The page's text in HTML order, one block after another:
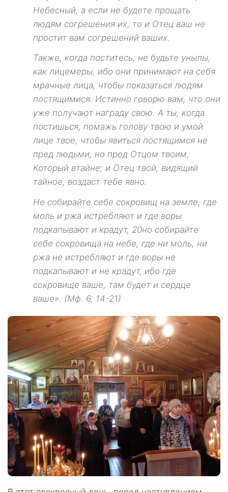
Небесный, а если не будете прощать
людям согрешения их, то и Отец ваш не
простит вам согрешений ваших.
Также, когда поститесь, не будьте унылы,
как лицемеры, ибо они принимают на себя
мрачные лица, чтобы показаться людям
постящимися. Истинно говорю вам, что они
уже получают награду свою. А ты, когда
постишься, помажь голову твою и умой
лице твое, чтобы явиться постящимся не
пред людьми, но пред Отцом твоим,
Который втайне; и Отец твой, видящий
тайное, воздаст тебе явно.
Не собирайте себе сокровищ на земле, где
моль и ржа истребляют и где воры
подкапывают и крадут, 20но собирайте
себе сокровища на небе, где ни моль, ни
ржа не истребляют и где воры не
подкапывают и не крадут, ибо где
сокровище ваше, там будет и сердце
ваше». (Мф. 6, 14-21)